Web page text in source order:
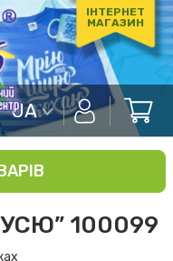
ІНТЕРНЕТ
МАГАЗИН
UA
100099